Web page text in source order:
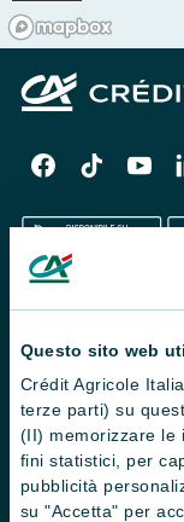
Questo sito web
Crédit Agricole
terze parti) su
(II) memorizzare le
fini statistici, per
pubblicità
su "Accetta" per
Trova filiali
Contattaci
Domande frequenti
Successioni